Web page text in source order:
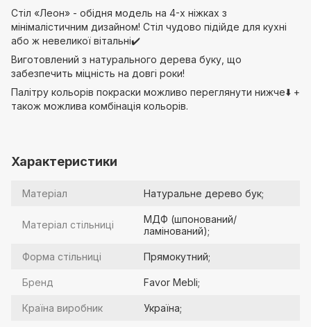
Стіл «Леон» - обідня модель на 4-х ніжках з
мінімалістичним дизайном! Стіл чудово підійде для кухні
або ж невеликої вітальні✔️
Виготовлений з натурального дерева буку, що
забезпечить міцність на довгі роки!
Палітру кольорів покраски можливо переглянути нижче⬇️ +
також можлива комбінація кольорів.
Характеристики
Матеріал Натуральне дерево бук;
Матеріал стільниці
МДФ (шпонований/
ламінований);
Форма стільниці Прямокутний;
Бренд Favor Mebli;
Країна виробник Україна;